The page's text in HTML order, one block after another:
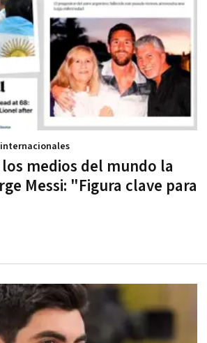
medios del mundo la
Messi: "Figura clave para